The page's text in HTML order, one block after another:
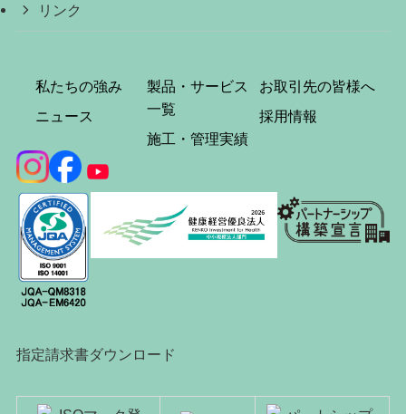
リンク
私たちの強み
ニュース
製品・サービス
一覧
施工・管理実績
お取引先の皆様へ
採用情報
指定請求書ダウンロード